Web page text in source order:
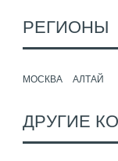
РЕГИОНЫ
МОСКВА АЛТАЙ
ДРУГИЕ